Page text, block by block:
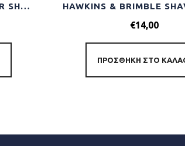
HAWKINS & BRIMBLE AFTER SHAVE BALM 125ML
€14,00
ΠΡΟΣΘΉΚΗ ΣΤΟ